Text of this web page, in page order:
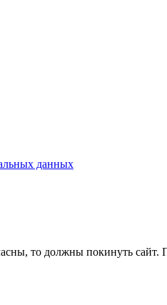
данных
то должны покинуть